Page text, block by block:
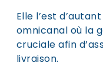
Elle l’est
omnicanal où la
cruciale afin
livraison.